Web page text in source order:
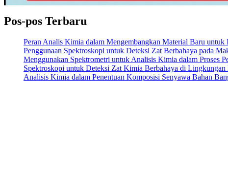
Pos-pos Terbaru
Peran Analis Kimia dalam Mengembangkan Material Baru untuk
Penggunaan Spektroskopi untuk Deteksi Zat Berbahaya pada
Menggunakan Spektrometri untuk Analisis Kimia dalam Proses
Spektroskopi untuk Deteksi Zat Kimia Berbahaya di Lingkungan
Analisis Kimia dalam Penentuan Komposisi Senyawa Bahan